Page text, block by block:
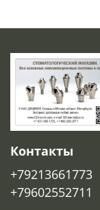
Контакты
+79213661773
+79602552711